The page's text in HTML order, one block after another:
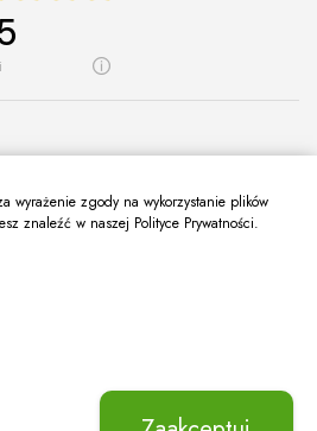
wyrażenie zgody na wykorzystanie plików
znaleźć w naszej Polityce Prywatności.
pliki cookie oraz cookie HttpOnly.
cookie wymagane do przeglądania witryny